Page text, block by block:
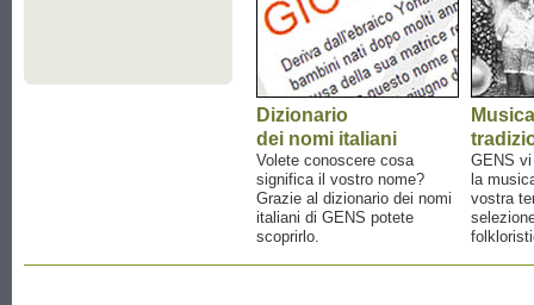
Dizionario
dei nomi italiani
Volete conoscere cosa
significa il vostro nome?
Grazie al dizionario dei nomi
italiani di GENS potete
scoprirlo.
Musica
GENS
la
vostra